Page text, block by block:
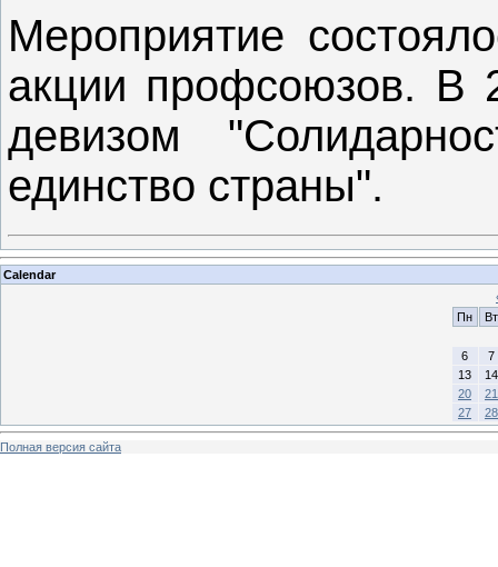
Мероприятие
акции профсоюзов. В
девизом
единство страны".
Calendar
Пн
Вт
6
7
13
14
20
21
27
28
Полная версия сайта